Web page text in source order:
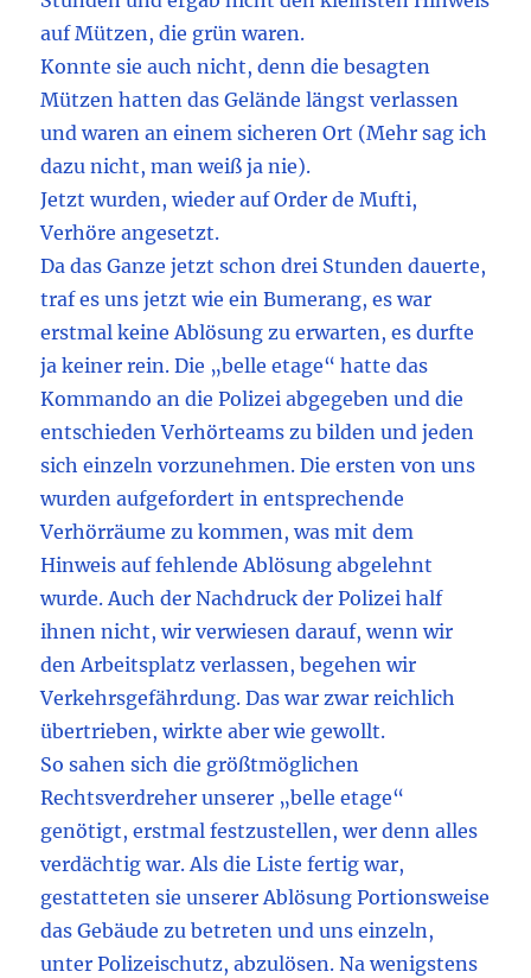
auf Mützen, die grün waren.
Konnte sie auch nicht, denn die besagten
Mützen hatten das Gelände längst verlassen
und waren an einem sicheren Ort (Mehr sag ich
dazu nicht, man weiß ja nie).
Jetzt wurden, wieder auf Order de Mufti,
Verhöre angesetzt.
Da das Ganze jetzt schon drei Stunden dauerte,
traf es uns jetzt wie ein Bumerang, es war
erstmal keine Ablösung zu erwarten, es durfte
ja keiner rein. Die „belle etage“ hatte das
Kommando an die Polizei abgegeben und die
entschieden Verhörteams zu bilden und jeden
sich einzeln vorzunehmen. Die ersten von uns
wurden aufgefordert in entsprechende
Verhörräume zu kommen, was mit dem
Hinweis auf fehlende Ablösung abgelehnt
wurde. Auch der Nachdruck der Polizei half
ihnen nicht, wir verwiesen darauf, wenn wir
den Arbeitsplatz verlassen, begehen wir
Verkehrsgefährdung. Das war zwar reichlich
übertrieben, wirkte aber wie gewollt.
So sahen sich die größtmöglichen
Rechtsverdreher unserer „belle etage“
genötigt, erstmal festzustellen, wer denn alles
verdächtig war. Als die Liste fertig war,
gestatteten sie unserer Ablösung Portionsweise
das Gebäude zu betreten und uns einzeln,
unter Polizeischutz, abzulösen. Na wenigstens